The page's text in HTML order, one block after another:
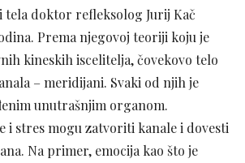
tela doktor refleksolog Jurij Kač
Prema njegovoj teoriji koju je
kineskih iscelitelja, čovekovo telo
– meridijani. Svaki od njih je
unutrašnjim organom.
i stres mogu zatvoriti kanale i dovesti
Na primer, emocija kao što je